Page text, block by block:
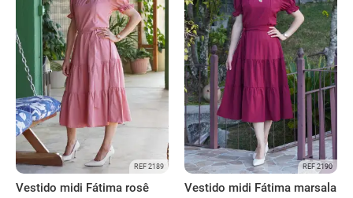
REF 2189
Vestido midi Fátima rosê
REF 2190
Vestido midi Fátima marsala